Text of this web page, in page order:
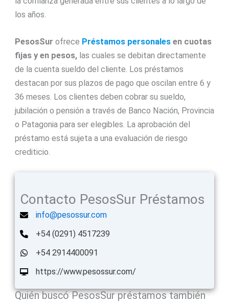
los años.
PesosSur ofrece Préstamos personales en cuotas
fijas y en pesos, las cuales se debitan directamente
de la cuenta sueldo del cliente. Los préstamos
destacan por sus plazos de pago que oscilan entre 6 y
36 meses. Los clientes deben cobrar su sueldo,
jubilación o pensión a través de Banco Nación, Provincia
o Patagonia para ser elegibles. La aprobación del
préstamo está sujeta a una evaluación de riesgo
crediticio.
Contacto PesosSur Préstamos
info@pesossur.com
+54 (0291) 4517239
+54 2914400091
https://www.pesossur.com/
Quién buscó PesosSur préstamos también